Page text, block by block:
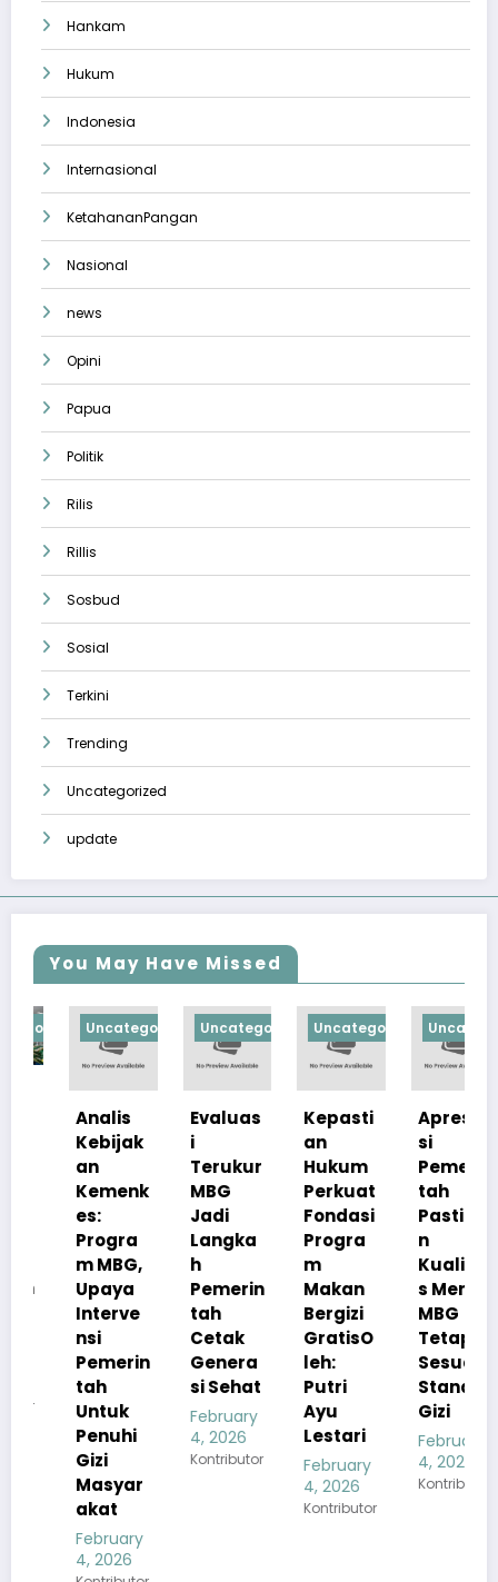
Hankam
Hukum
Indonesia
Internasional
KetahananPangan
Nasional
news
Opini
Papua
Politik
Rilis
Rillis
Sosbud
Sosial
Terkini
Trending
Uncategorized
update
You May Have Missed
Uncategorized
Analis
Kebijak
Kemenk
Progra
m MBG,
Upaya
Interve
Pemerin
Untuk
Penuhi
Masyar
akat
February
4, 2026
Uncategorized
Evaluas
Terukur
MBG
Jadi
Langka
Pemerin
Cetak
Genera
si Sehat
February
4, 2026
Kontributor
Uncategorized
Kepasti
Hukum
Perkuat
Fondasi
Progra
Makan
Bergizi
GratisO
Putri
Ayu
Lestari
February
4, 2026
Kontributor
Apresia
Pemerin
Pastika
Kualita
s Menu
MBG
Tetap
Sesuai
Standar
February
4, 2026
Kontributor